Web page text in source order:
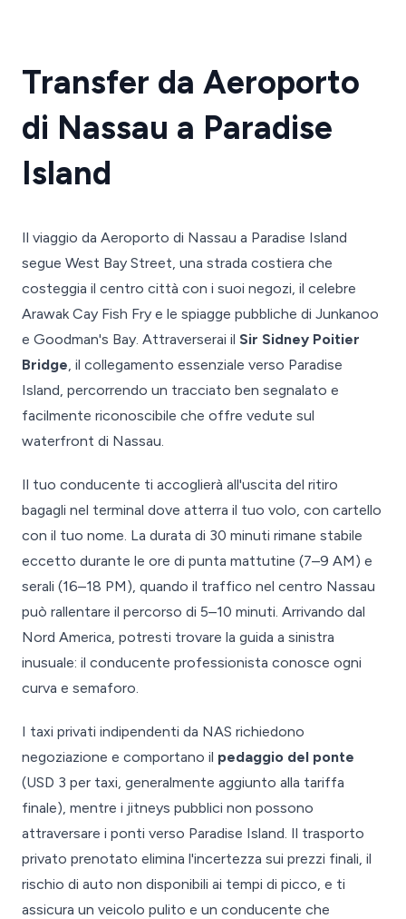
Transfer da Aeroporto
di Nassau a Paradise
Island
Il viaggio da Aeroporto di Nassau a Paradise Island
segue West Bay Street, una strada costiera che
costeggia il centro città con i suoi negozi, il celebre
Arawak Cay Fish Fry e le spiagge pubbliche di Junkanoo
e Goodman's Bay. Attraverserai il Sir Sidney Poitier
Bridge, il collegamento essenziale verso Paradise
Island, percorrendo un tracciato ben segnalato e
facilmente riconoscibile che offre vedute sul
waterfront di Nassau.
Il tuo conducente ti accoglierà all'uscita del ritiro
bagagli nel terminal dove atterra il tuo volo, con cartello
con il tuo nome. La durata di 30 minuti rimane stabile
eccetto durante le ore di punta mattutine (7–9 AM) e
serali (16–18 PM), quando il traffico nel centro Nassau
può rallentare il percorso di 5–10 minuti. Arrivando dal
Nord America, potresti trovare la guida a sinistra
inusuale: il conducente professionista conosce ogni
curva e semaforo.
I taxi privati indipendenti da NAS richiedono
negoziazione e comportano il pedaggio del ponte
(USD 3 per taxi, generalmente aggiunto alla tariffa
finale), mentre i jitneys pubblici non possono
attraversare i ponti verso Paradise Island. Il trasporto
privato prenotato elimina l'incertezza sui prezzi finali, il
rischio di auto non disponibili ai tempi di picco, e ti
assicura un veicolo pulito e un conducente che